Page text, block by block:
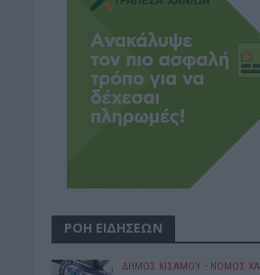
ΡΟΗ ΕΙΔΗΣΕΩΝ
ΔΉΜΟΣ ΚΙΣΆΜΟΥ • ΝΟΜΌΣ